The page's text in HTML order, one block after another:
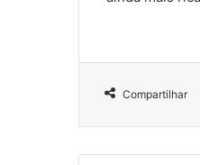
Compartilhar